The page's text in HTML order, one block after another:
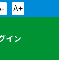
A+
イン